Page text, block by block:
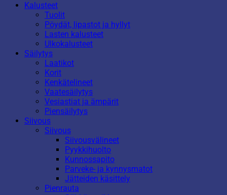
Kalusteet
Tuolit
Pöydät, lipastot ja hyllyt
Lasten kalusteet
Ulkokalusteet
Säilytys
Laatikot
Korit
Kenkätelineet
Vaatesäilytys
Vesiastiat ja ämpärit
Piensäilytys
Siivous
Siivous
Siivousvälineet
Pyykkihuolto
Kunnossapito
Parveke- ja kynnysmatot
Jätteiden käsittely
Pienrauta